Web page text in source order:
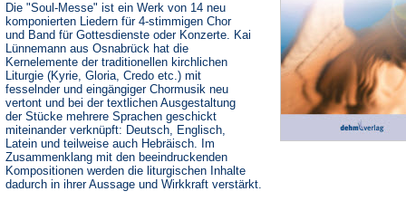
Die "Soul-Messe" ist ein Werk von 14 neu
komponierten Liedern für 4-stimmigen Chor
und Band für Gottesdienste oder Konzerte. Kai
Lünnemann aus Osnabrück hat die
Kernelemente der traditionellen kirchlichen
Liturgie (Kyrie, Gloria, Credo etc.) mit
fesselnder und eingängiger Chormusik neu
vertont und bei der textlichen Ausgestaltung
der Stücke mehrere Sprachen geschickt
miteinander verknüpft: Deutsch, Englisch,
Latein und teilweise auch Hebräisch. Im
Zusammenklang mit den beeindruckenden
Kompositionen werden die liturgischen Inhalte
dadurch in ihrer Aussage und Wirkkraft verstärkt.